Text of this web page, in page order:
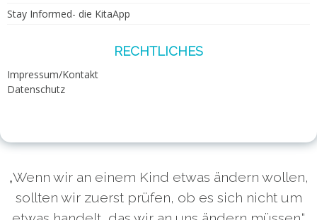
Stay Informed- die KitaApp
RECHTLICHES
Impressum/Kontakt
Datenschutz
„Wenn wir an einem Kind etwas ändern wollen,
sollten wir zuerst prüfen, ob es sich nicht um